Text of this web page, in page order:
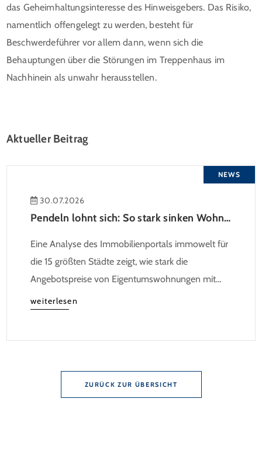
das Geheimhaltungsinteresse des Hinweisgebers. Das Risiko,
namentlich offengelegt zu werden, besteht für
Beschwerdeführer vor allem dann, wenn sich die
Behauptungen über die Störungen im Treppenhaus im
Nachhinein als unwahr herausstellen.
Aktueller Beitrag
NEWS
30.07.2026
Pendeln lohnt sich: So stark sinken Wohnungspreise im Umland
Eine Analyse des Immobilienportals immowelt für
die 15 größten Städte zeigt, wie stark die
Angebotspreise von Eigentumswohnungen mit
zunehmender Entfernung sinken:
weiterlesen
ZURÜCK ZUR ÜBERSICHT